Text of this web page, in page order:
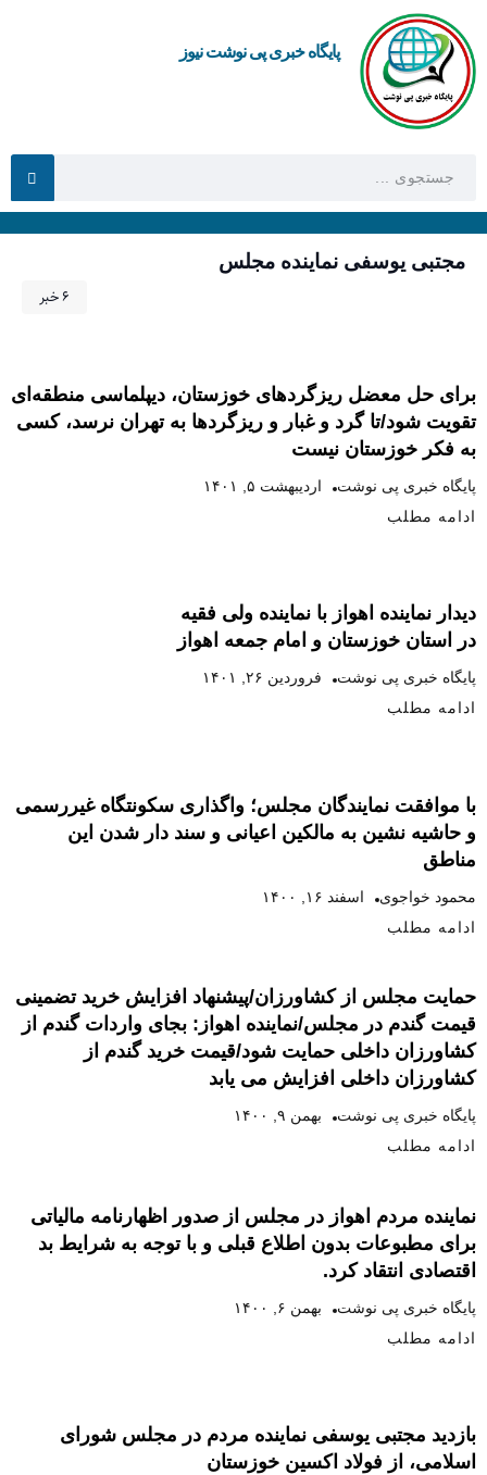
پایگاه خبری پی نوشت نیوز
مجتبی یوسفی نماینده مجلس
6 خبر
برای حل معضل ریزگردهای خوزستان، دیپلماسی منطقه‌ای
تقویت شود/تا گرد و غبار و ریزگردها به تهران نرسد، کسی
به فکر خوزستان نیست
پایگاه خبری پی نوشت اردیبهشت ۵, ۱۴۰۱
ادامه مطلب
دیدار نماینده اهواز با نماینده ولی فقیه
در استان خوزستان و امام جمعه اهواز
پایگاه خبری پی نوشت فروردین ۲۶, ۱۴۰۱
ادامه مطلب
با موافقت نمایندگان مجلس؛ واگذاری سکونتگاه‌ غیررسمی
و حاشیه نشین به مالکین اعیانی و سند دار شدن این
مناطق
محمود خواجوی اسفند ۱۶, ۱۴۰۰
ادامه مطلب
حمایت مجلس از کشاورزان/پیشنهاد افزایش خرید تضمینی
قیمت گندم در مجلس/نماینده اهواز: بجای واردات گندم از
کشاورزان داخلی حمایت شود/قیمت خرید گندم از
کشاورزان داخلی افزایش می یابد
پایگاه خبری پی نوشت بهمن ۹, ۱۴۰۰
ادامه مطلب
نماینده مردم اهواز در مجلس از صدور اظهارنامه مالیاتی
برای مطبوعات بدون اطلاع قبلی و با توجه به شرایط بد
اقتصادی انتقاد کرد.
پایگاه خبری پی نوشت بهمن ۶, ۱۴۰۰
ادامه مطلب
بازدید مجتبی یوسفی نماینده مردم در مجلس شورای
اسلامی، از فولاد اکسین خوزستان